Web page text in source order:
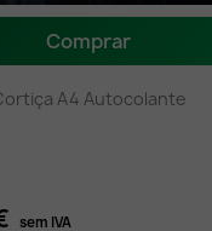
Comprar
A4 Autocolante
sem IVA